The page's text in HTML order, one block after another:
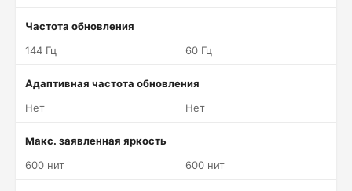
Частота обновления
144 Гц
60 Гц
Адаптивная частота обновления
Нет
Нет
Макс. заявленная яркость
600 нит
600 нит